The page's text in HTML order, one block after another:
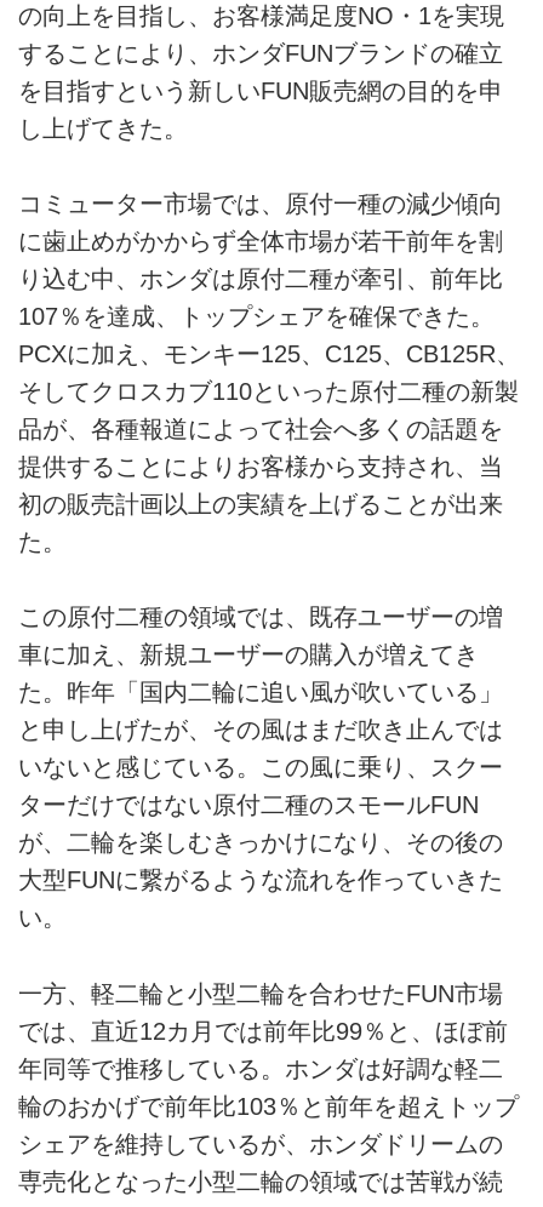
の向上を目指し、お客様満足度NO・1を実現
することにより、ホンダFUNブランドの確立
を目指すという新しいFUN販売網の目的を申
し上げてきた。
コミューター市場では、原付一種の減少傾向
に歯止めがかからず全体市場が若干前年を割
り込む中、ホンダは原付二種が牽引、前年比
107％を達成、トップシェアを確保できた。
PCXに加え、モンキー125、C125、CB125R、
そしてクロスカブ110といった原付二種の新製
品が、各種報道によって社会へ多くの話題を
提供することによりお客様から支持され、当
初の販売計画以上の実績を上げることが出来
た。
この原付二種の領域では、既存ユーザーの増
車に加え、新規ユーザーの購入が増えてき
た。昨年「国内二輪に追い風が吹いている」
と申し上げたが、その風はまだ吹き止んでは
いないと感じている。この風に乗り、スクー
ターだけではない原付二種のスモールFUN
が、二輪を楽しむきっかけになり、その後の
大型FUNに繋がるような流れを作っていきた
い。
一方、軽二輪と小型二輪を合わせたFUN市場
では、直近12カ月では前年比99％と、ほぼ前
年同等で推移している。ホンダは好調な軽二
輪のおかげで前年比103％と前年を超えトップ
シェアを維持しているが、ホンダドリームの
専売化となった小型二輪の領域では苦戦が続